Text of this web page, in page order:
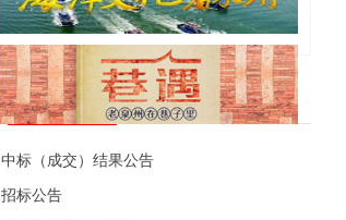
便民资讯
中标（成交）结果公告
招标公告